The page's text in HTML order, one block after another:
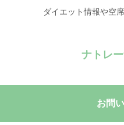
ダイエット情報や空
ナトレ
お問